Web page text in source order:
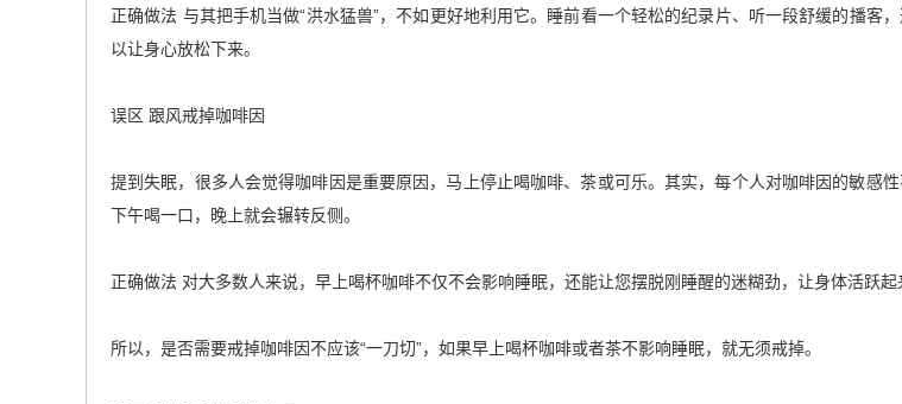
正确做法 与其把手机当做“洪水猛兽”，不如更好地利用它。睡前看一个轻松的纪录片、听一段舒缓的播
以让身心放松下来。
误区 跟风戒掉咖啡因
提到失眠，很多人会觉得咖啡因是重要原因，马上停止喝咖啡、茶或可乐。其实，每个人对咖啡因的敏感
下午喝一口，晚上就会辗转反侧。
正确做法 对大多数人来说，早上喝杯咖啡不仅不会影响睡眠，还能让您摆脱刚睡醒的迷糊劲，让身体活跃起
所以，是否需要戒掉咖啡因不应该“一刀切”，如果早上喝杯咖啡或者茶不影响睡眠，就无须戒掉。